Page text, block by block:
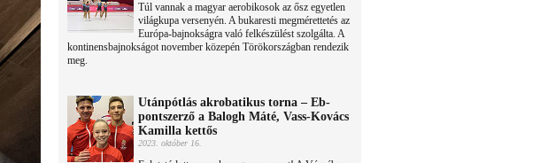
Túl vannak a magyar aerobikosok az ősz egyetlen
világkupa versenyén. A bukaresti megmérettetés az
Európa-bajnokságra való felkészülést szolgálta. A
kontinensbajnokságot november közepén Törökországban rendezik
meg.
Utánpótlás akrobatikus torna – Eb-
pontszerző a Balogh Máté, Vass-Kovács
Kamilla kettős
2023. október 16.